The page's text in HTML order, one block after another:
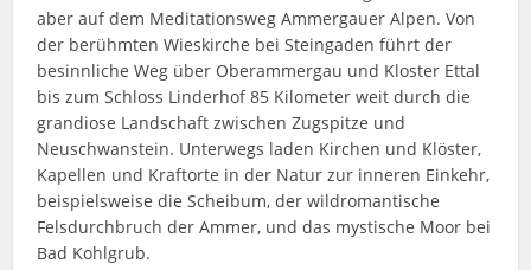
aber auf dem Meditationsweg Ammergauer Alpen. Von
der berühmten Wieskirche bei Steingaden führt der
besinnliche Weg über Oberammergau und Kloster Ettal
bis zum Schloss Linderhof 85 Kilometer weit durch die
grandiose Landschaft zwischen Zugspitze und
Neuschwanstein. Unterwegs laden Kirchen und Klöster,
Kapellen und Kraftorte in der Natur zur inneren Einkehr,
beispielsweise die Scheibum, der wildromantische
Felsdurchbruch der Ammer, und das mystische Moor bei
Bad Kohlgrub.